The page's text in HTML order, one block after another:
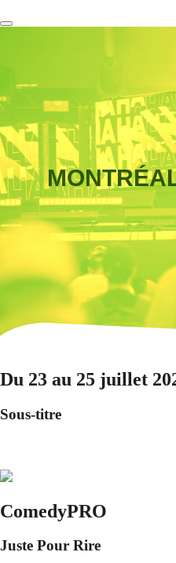
Du 23 au 25 juillet
Sous-titre
ComedyPRO
Juste Pour Rire